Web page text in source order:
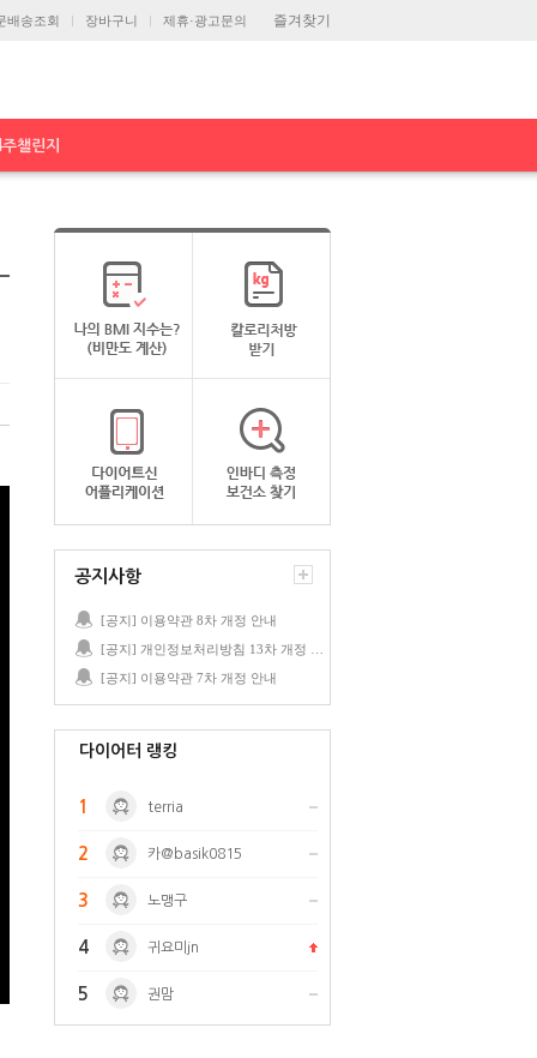
즐겨찾기
배송조회 장바구니 제휴·광고문의
챌린지
공지사항
[공지] 이용약관 8차 개정 안내
[공지] 이용약관 7차 개정 안내
다이어터 랭킹
1 terria
2 카@basik0815
3 노맹구
4 귀요미jn
5 권맘